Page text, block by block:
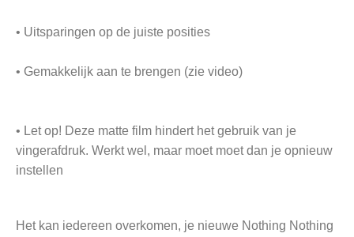
• Uitsparingen op de juiste posities
• Gemakkelijk aan te brengen (zie video)
• Let op! Deze matte film hindert het gebruik van je
vingerafdruk. Werkt wel, maar moet moet dan je opnieuw
instellen
Het kan iedereen overkomen, je nieuwe Nothing Nothing